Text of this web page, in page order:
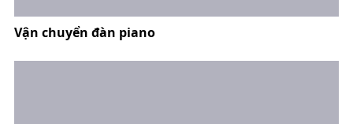
Vận chuyển đàn piano